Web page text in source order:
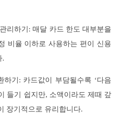
리하기: 매달 카드 한도 대부분을
비율 이하로 사용하는 편이 신용
.
하기: 카드값이 부담될수록 ‘다음
들기 쉽지만, 소액이라도 제때 갚
장기적으로 유리합니다.